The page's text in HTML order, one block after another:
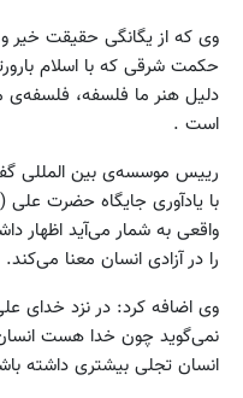
وی که از یگانگی حقیقت خیر و
حکمت شرقی که با اسلام
دلیل هنر ما فلسفه، فلسفه‌ی
است .
رییس موسسه‌ی بین المللی
با یادآوری جایگاه حضرت
واقعی به شمار می‌آید
را در آزادی انسان معنا می‌کند.
وی اضافه کرد: در نزد خدای
نمی‌گوید چون خدا هست
انسان تجلی بیشتری داشته